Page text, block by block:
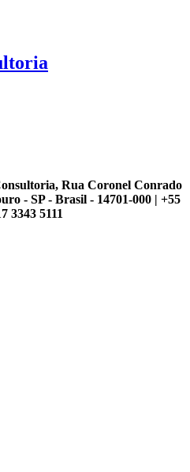
Rua Coronel Conrado
- SP - Brasil - 14701-000 | +55
3343 5111